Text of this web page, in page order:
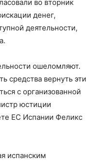
во вторник
денег,
деятельности,
ошеломляют.
средства вернуть эти
с организованной
юстиции
ЕС Испании Феликс
испанским